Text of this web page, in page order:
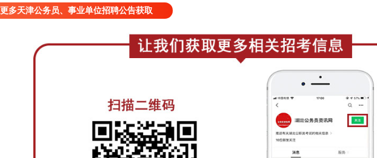
更多天津公务员、事业单位招聘公告获取